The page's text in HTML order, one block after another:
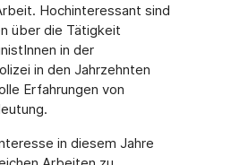
Hochinteressant sind
über die Tätigkeit
in der
in den Jahrzehnten
Erfahrungen von
in diesem Jahre